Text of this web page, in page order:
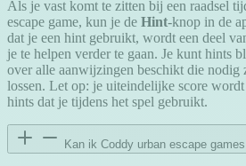
Als je vast komt te zitten bij een raadsel
escape game, kun je de Hint-knop in de
dat je een hint gebruikt, wordt een deel
je te helpen verder te gaan. Je kunt hints
over alle aanwijzingen beschikt die nodig
lossen. Let op: je uiteindelijke score
hints dat je tijdens het spel gebruikt.
Kan ik Coddy urban escape